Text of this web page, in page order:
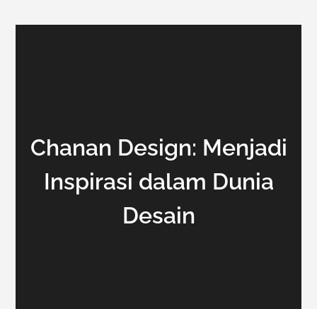
Chanan Design: Menjadi
Inspirasi dalam Dunia
Desain